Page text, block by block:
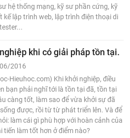
hệ thống mạng, kỹ sư phần cứng, kỹ
kế lập trình web, lập trình điện thoại di
khi có giải pháp tồn tại.
2016
Hieuhoc.com) Khi khởi nghiệp, điều
bạn phải nghĩ tới là tồn tại đã, tồn tại
càng tốt, làm sao để vừa khởi sự đã
được, rồi từ từ phát triển lên. Và để
làm cái gì phù hợp với hoàn cảnh của
tiến làm tốt hơn ở điểm nào?